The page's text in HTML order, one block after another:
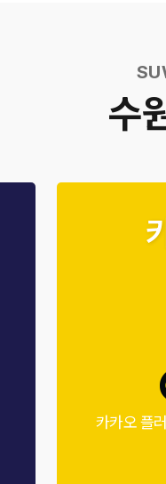
수
카카오 플